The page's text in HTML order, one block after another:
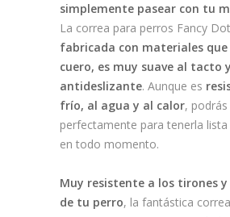
simplemente pasear con tu
La correa para perros Fancy
fabricada con materiales
cuero, es muy suave al tacto y
antideslizante. Aunque es
frío, al agua y al calor,
perfectamente para tenerla lista
en todo momento.
Muy resistente a los tirones
de tu perro, la fantástica